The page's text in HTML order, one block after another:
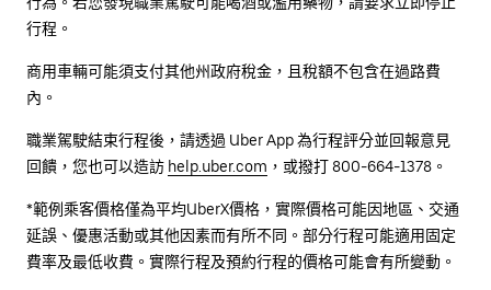
行程。
商用車輛可能須支付其他州政府稅金，且稅額不包含在過路費
內。
職業駕駛結束行程後，請透過 Uber App 為行程評分並回報意見
回饋，您也可以造訪 help.uber.com ，或撥打 800-664-1378。
*範例乘客價格僅為平均UberX價格，實際價格可能因地區、交通
延誤、優惠活動或其他因素而有所不同。部分行程可能適用固定
費率及最低收費。實際行程及預約行程的價格可能會有所變動。